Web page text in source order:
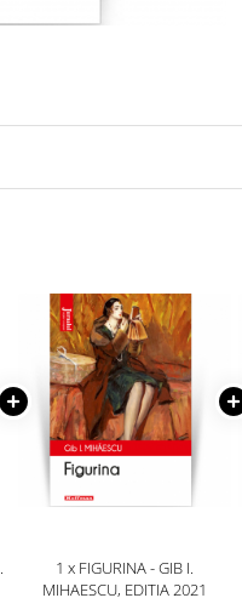
1 x FIGURINA - GIB I.
MIHAESCU, EDITIA 2021